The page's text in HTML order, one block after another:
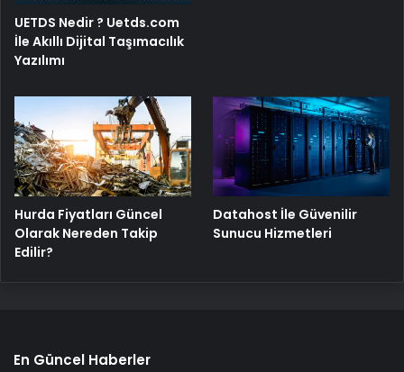
UETDS Nedir ? Uetds.com
İle Akıllı Dijital Taşımacılık
Yazılımı
Hurda Fiyatları Güncel
Olarak Nereden Takip
Edilir?
Datahost İle Güvenilir
Sunucu Hizmetleri
En Güncel Haberler